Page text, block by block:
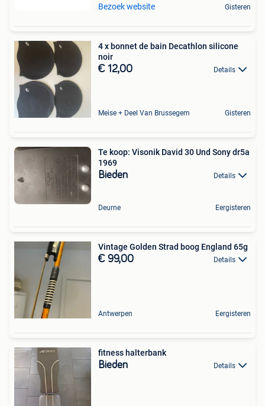
Bezoek website Gisteren
4 x bonnet de bain Decathlon silicone
noir
€ 12,00 Details
Meise + Deel Van Brussegem Gisteren
Te koop: Visonik David 30 Und Sony dr5a
1969
Bieden Details
Deurne Eergisteren
Vintage Golden Strad boog England 65g
€ 99,00 Details
Antwerpen Eergisteren
fitness halterbank
Bieden Details